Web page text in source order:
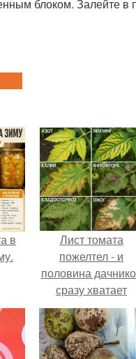
блоком. Залейте в
в
Лист томата
пожелтел - и
половина
сразу хватает
удобрение.